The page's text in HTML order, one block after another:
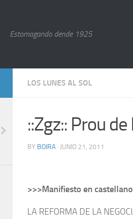
Estomagando dende 1925
LOS LUNES AL SOL
::Zgz:: Prou
BY BOIRA · JUNIO 21, 2011
>>>Manifiesto en
LA REFORMA DE LA